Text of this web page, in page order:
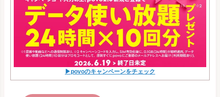
▶povoのキャンペーンをチェック